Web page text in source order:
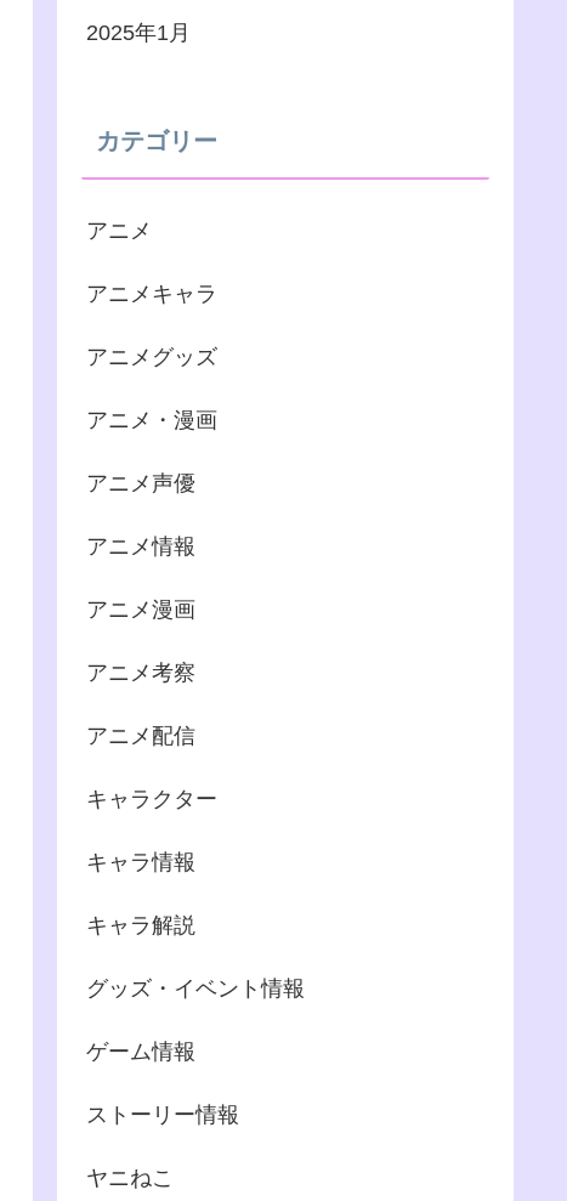
2025年1月
カテゴリー
アニメ
アニメキャラ
アニメグッズ
アニメ・漫画
アニメ声優
アニメ情報
アニメ漫画
アニメ考察
アニメ配信
キャラクター
キャラ情報
キャラ解説
グッズ・イベント情報
ゲーム情報
ストーリー情報
ヤニねこ